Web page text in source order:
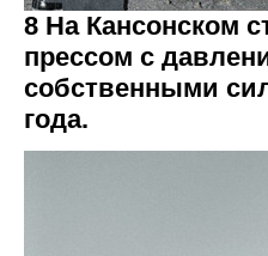
8 На Кансонском
прессом с
собственными
года.